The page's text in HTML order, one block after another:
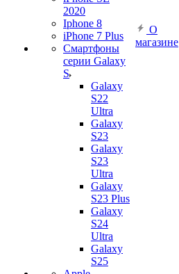
2020
Iphone 8
iPhone 7 Plus
Смартфоны
серии Galaxy
S
Galaxy
S22
Ultra
Galaxy
S23
Galaxy
S23
Ultra
Galaxy
S23 Plus
Galaxy
S24
Ultra
Galaxy
S25
О
магазине